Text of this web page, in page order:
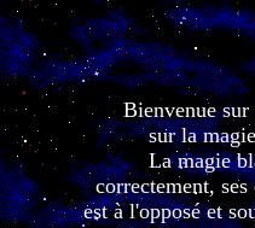
Bienvenue
sur la
La magie
correctement,
est à l'opposé et